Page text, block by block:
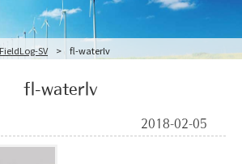
SV > fl-waterlv
fl-waterlv
2018-02-05